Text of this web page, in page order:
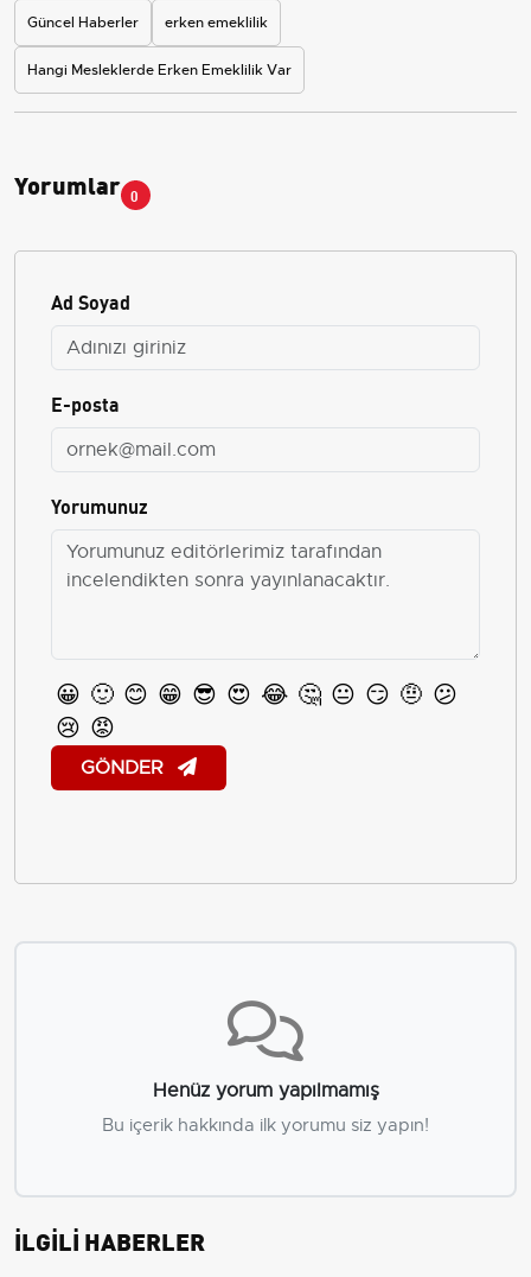
Güncel Haberler erken emeklilik
Hangi Mesleklerde Erken Emeklilik Var
Yorumlar 0
Ad Soyad
E-posta
Yorumunuz
😀 🙂 😊 😁 😎 😍 😂 🤔 😐 😏 🤨 😕
😢 😡
GÖNDER
Henüz yorum yapılmamış
Bu içerik hakkında ilk yorumu siz yapın!
İLGİLİ HABERLER